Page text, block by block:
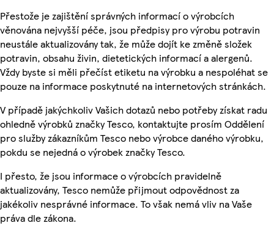
Přestože je zajištění správných informací o výrobcích
věnována nejvyšší péče, jsou předpisy pro výrobu potravin
neustále aktualizovány tak, že může dojít ke změně složek
potravin, obsahu živin, dietetických informací a alergenů.
Vždy byste si měli přečíst etiketu na výrobku a nespoléhat se
pouze na informace poskytnuté na internetových stránkách.
V případě jakýchkoliv Vašich dotazů nebo potřeby získat radu
ohledně výrobků značky Tesco, kontaktujte prosím Oddělení
pro služby zákazníkům Tesco nebo výrobce daného výrobku,
pokdu se nejedná o výrobek značky Tesco.
I přesto, že jsou informace o výrobcích pravidelně
aktualizovány, Tesco nemůže přijmout odpovědnost za
jakékoliv nesprávné informace. To však nemá vliv na Vaše
práva dle zákona.